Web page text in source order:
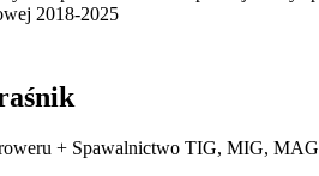
2018-2025
+ Spawalnictwo TIG, MIG, MAG